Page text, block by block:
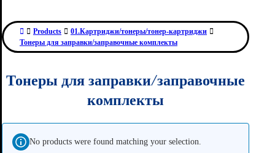
Products
01.Картриджи/тонеры/тонер-картриджи
Тонеры для заправки/заправочные комплекты
Тонеры для заправки/заправочные
комплекты
No products were found matching your selection.